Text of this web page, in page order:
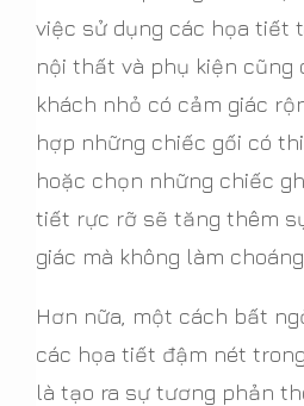
việc sử dụng các họa tiết
nội thất và phụ kiện cũng
khách nhỏ có cảm giác
hợp những chiếc gối có
hoặc chọn những chiếc
tiết rực rỡ sẽ tăng thêm
giác mà không làm
Hơn nữa, một cách bất
các họa tiết đậm nét
là tạo ra sự tương phản